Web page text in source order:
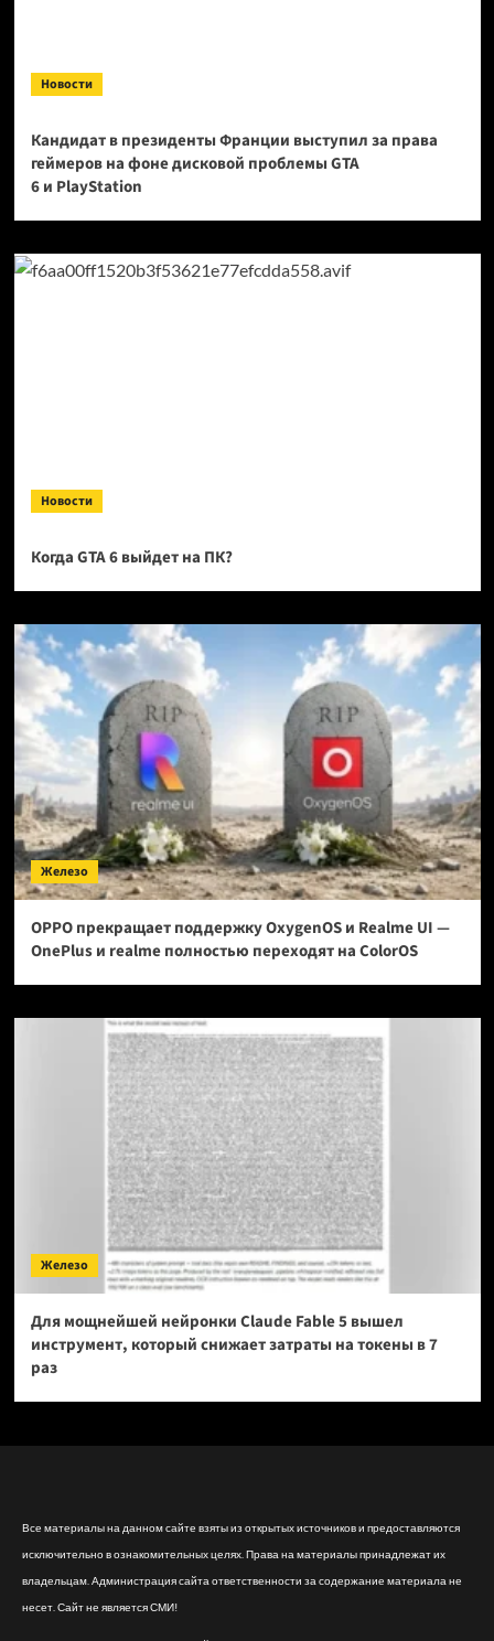
Новости
Кандидат в президенты Франции выступил за права
геймеров на фоне дисковой проблемы GTA
6 и PlayStation
Новости
Когда GTA 6 выйдет на ПК?
Железо
OPPO прекращает поддержку OxygenOS и Realme UI —
OnePlus и realme полностью переходят на ColorOS
Железо
Для мощнейшей нейронки Claude Fable 5 вышел
инструмент, который снижает затраты на токены в 7
раз
Все материалы на данном сайте взяты из открытых источников и предоставляются
исключительно в ознакомительных целях. Права на материалы принадлежат их
владельцам. Администрация сайта ответственности за содержание материала не
несет. Сайт не является СМИ!